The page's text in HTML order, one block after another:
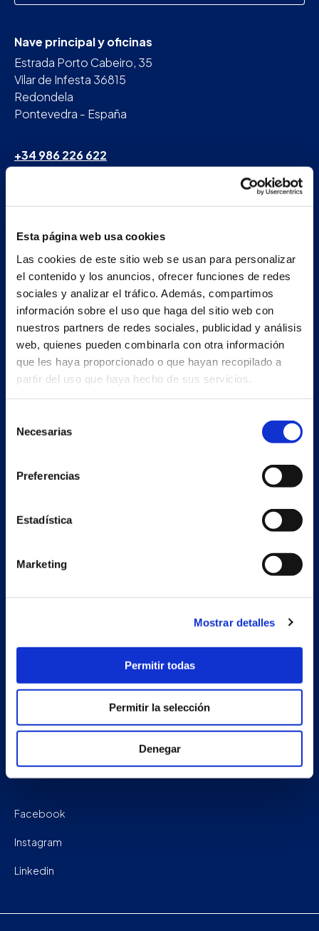
Esta página web usa cookies
Las cookies de este sitio web se usan para personalizar
el contenido y los anuncios, ofrecer funciones de redes
sociales y analizar el tráfico. Además, compartimos
información sobre el uso que haga del sitio web con
nuestros partners de redes sociales, publicidad y análisis
web, quienes pueden combinarla con otra información
que les haya proporcionado o que hayan recopilado a
partir del uso que haya hecho de sus servicios.
Necesarias
Preferencias
Estadística
Marketing
Mostrar detalles
Permitir todas
Permitir la selección
Denegar
Nave principal y oficinas
Estrada Porto Cabeiro, 35
Vilar de Infesta 36815
Redondela
Pontevedra - España
+34 986 226 622
Estrada Porto Cabeiro, 68
Pontevedra - España
Trabaja con nosotros
Facebook
Instagram
Linkedin